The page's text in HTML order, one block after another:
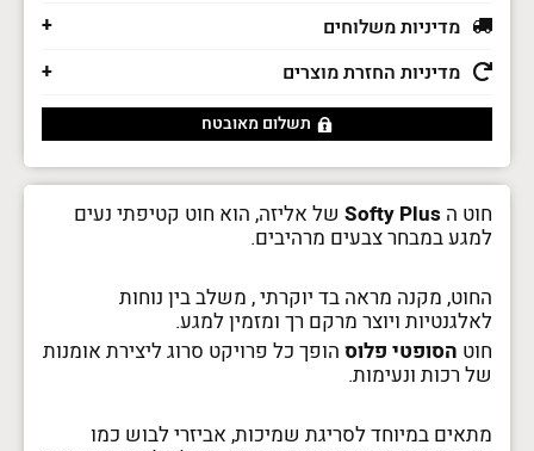
מדיניות משלוחים
מדיניות החזרת מוצרים
תשלום מאובטח
חוט ה Softy Plus של אליזה, הוא חוט קטיפתי נעים
למגע במבחר צבעים מרהיבים.
החוט, מקנה מראה בד יוקרתי , משלב בין נוחות
לאלגנטיות ויוצר מרקם רך ומזמין למגע.
חוט הסופטי פלוס הופך כל פרויקט סרוג ליצירת אומנות
של רכות ונעימות.
מתאים במיוחד לסריגת שמיכות, אביזרי לבוש כמו